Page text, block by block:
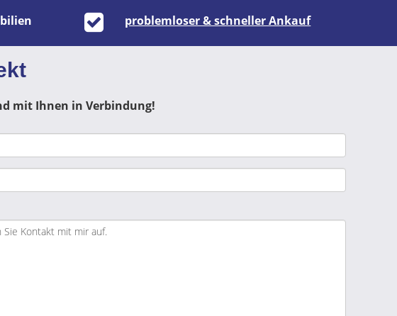
problemloser & schneller Ankauf
mit Ihnen in Verbindung!